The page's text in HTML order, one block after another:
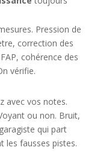
Pression de
correction des
cohérence des
vérifie.
avec vos notes.
ou non. Bruit,
qui part
les fausses pistes.